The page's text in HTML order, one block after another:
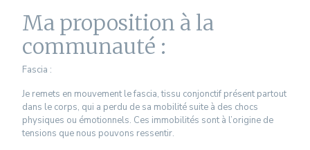
Ma proposition à la
communauté :
Fascia :
Je remets en mouvement le fascia, tissu conjonctif présent partout
dans le corps, qui a perdu de sa mobilité suite à des chocs
physiques ou émotionnels. Ces immobilités sont à l’origine de
tensions que nous pouvons ressentir.